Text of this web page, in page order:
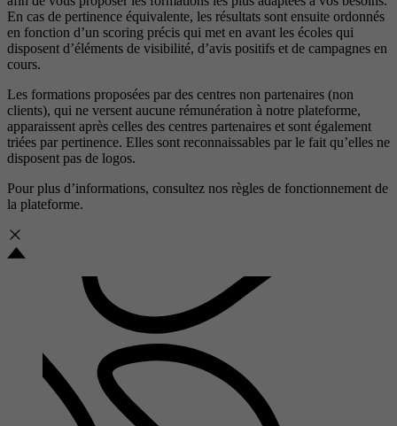
En cas de pertinence équivalente, les résultats sont ensuite ordonnés
en fonction d’un scoring précis qui met en avant les écoles qui
disposent d’éléments de visibilité, d’avis positifs et de campagnes en
cours.
Les formations proposées par des centres non partenaires (non
clients), qui ne versent aucune rémunération à notre plateforme,
apparaissent après celles des centres partenaires et sont également
triées par pertinence. Elles sont reconnaissables par le fait qu’elles ne
disposent pas de logos.
Pour plus d’informations, consultez nos règles de fonctionnement de
la plateforme.